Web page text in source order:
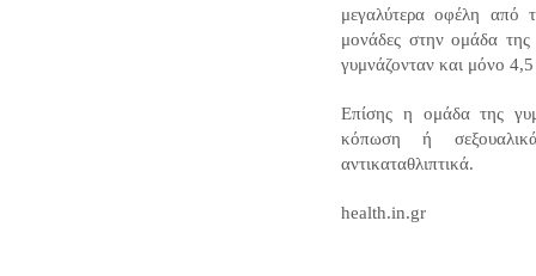
μεγαλύτερα οφέλη από
μονάδες στην ομάδα
γυμνάζονταν και μόνο
Επίσης η ομάδα της
κόπωση ή
αντικαταθλιπτικά.
health.in.gr